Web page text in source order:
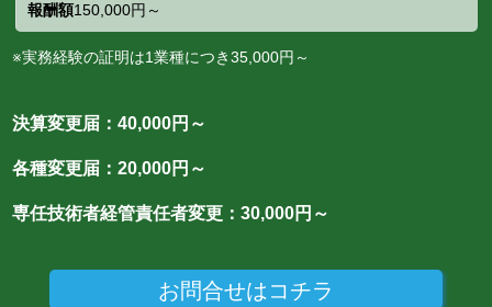
150,000円～
※実務経験の証明は1業種につき35,000円～
決算変更届：40,000円～
各種変更届：20,000円～
専任技術者経管責任者変更：30,000円～
お問合せはコチラ